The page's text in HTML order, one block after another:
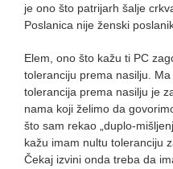
je ono što patrijarh šalje
Poslanica nije ženski
Elem, ono što kažu ti PC
toleranciju prema nasilju.
tolerancija prema nasilju je
nama koji želimo da
što sam rekao „duplo-
kažu imam nultu toleranciju
Čekaj izvini onda treba da